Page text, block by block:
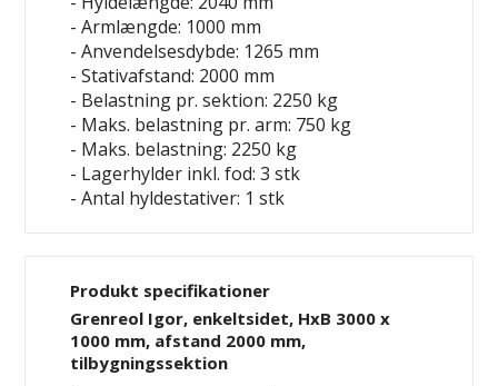
- Armlængde: 1000 mm
- Anvendelsesdybde: 1265 mm
- Stativafstand: 2000 mm
- Belastning pr. sektion: 2250 kg
- Maks. belastning pr. arm: 750 kg
- Maks. belastning: 2250 kg
- Lagerhylder inkl. fod: 3 stk
- Antal hyldestativer: 1 stk
Produkt specifikationer
Grenreol Igor, enkeltsidet, HxB 3000 x
1000 mm, afstand 2000 mm,
tilbygningssektion